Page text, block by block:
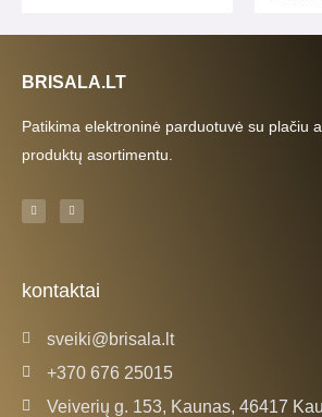
BRISALA.LT
Patikima elektroninė parduotuvė su plačiu
produktų asortimentu.
F
a
c
-
f
I
n
s
m
kontaktai
sveiki@brisala.lt
+370 676 25015
Veiverių g. 153, Kaunas, 46417